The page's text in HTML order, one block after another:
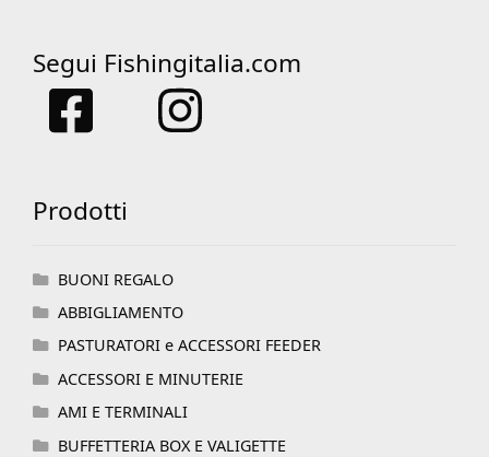
Segui Fishingitalia.com
Prodotti
BUONI REGALO
ABBIGLIAMENTO
PASTURATORI e ACCESSORI FEEDER
ACCESSORI E MINUTERIE
AMI E TERMINALI
BUFFETTERIA BOX E VALIGETTE